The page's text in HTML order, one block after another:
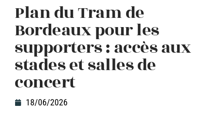
Plan du Tram de
Bordeaux pour les
supporters : accès aux
stades et salles de
concert
18/06/2026